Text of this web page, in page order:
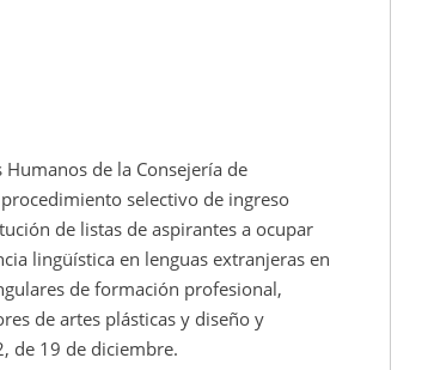
de la Consejería de
selectivo de ingreso
de listas de aspirantes a ocupar
lingüística en lenguas extranjeras en
de formación profesional,
de artes plásticas y diseño y
de 19 de diciembre.